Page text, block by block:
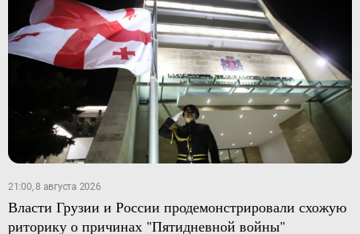
21:00, 8 августа 2026
Власти Грузии и России продемонстрировали схожую
риторику о причинах "Пятидневной войны"